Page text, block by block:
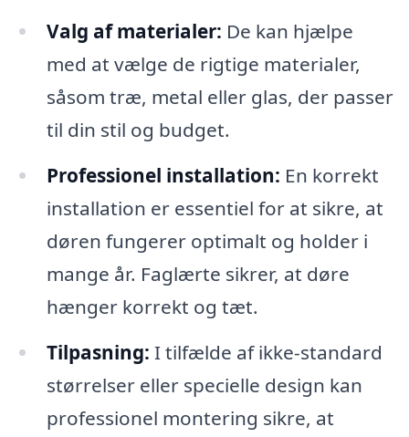
Valg af materialer: De kan hjælpe
med at vælge de rigtige materialer,
såsom træ, metal eller glas, der passer
til din stil og budget.
Professionel installation: En korrekt
installation er essentiel for at sikre, at
døren fungerer optimalt og holder i
mange år. Faglærte sikrer, at døre
hænger korrekt og tæt.
Tilpasning: I tilfælde af ikke-standard
størrelser eller specielle design kan
professionel montering sikre, at